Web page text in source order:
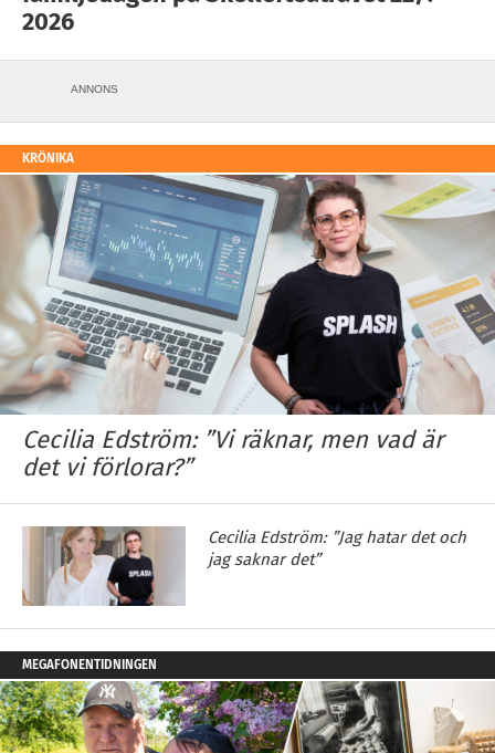
2026
ANNONS
KRÖNIKA
Cecilia Edström: ”Vi räknar, men vad är
det vi förlorar?”
Cecilia Edström: ”Jag hatar det och
jag saknar det”
MEGAFONENTIDNINGEN